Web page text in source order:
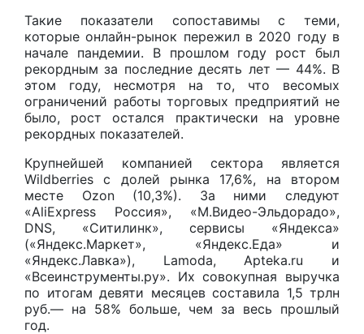
Такие показатели сопоставимы с теми,
которые онлайн-рынок пережил в 2020 году в
начале пандемии. В прошлом году рост был
рекордным за последние десять лет — 44%. В
этом году, несмотря на то, что весомых
ограничений работы торговых предприятий не
было, рост остался практически на уровне
рекордных показателей.
Крупнейшей компанией сектора является
Wildberries с долей рынка 17,6%, на втором
месте Ozon (10,3%). За ними следуют
«AliExpress Россия», «М.Видео-Эльдорадо»,
DNS, «Ситилинк», сервисы «Яндекса»
(«Яндекс.Маркет», «Яндекс.Еда» и
«Яндекс.Лавка»), Lamoda, Apteka.ru и
«Всеинструменты.ру». Их совокупная выручка
по итогам девяти месяцев составила 1,5 трлн
руб.— на 58% больше, чем за весь прошлый
год.